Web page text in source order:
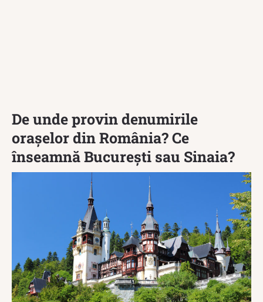
De unde provin denumirile
orașelor din România? Ce
înseamnă București sau Sinaia?